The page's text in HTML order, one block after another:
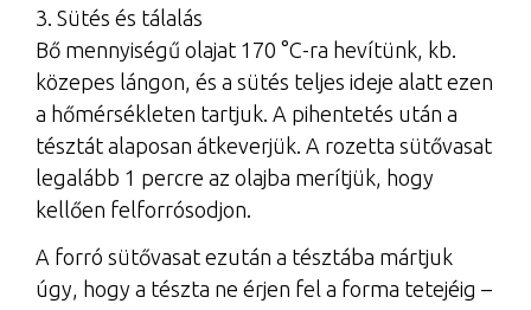
3. Sütés és tálalás
Bő mennyiségű olajat 170 °C-ra hevítünk, kb.
közepes lángon, és a sütés teljes ideje alatt ezen
a hőmérsékleten tartjuk. A pihentetés után a
tésztát alaposan átkeverjük. A rozetta sütővasat
legalább 1 percre az olajba merítjük, hogy
kellően felforrósodjon.
A forró sütővasat ezután a tésztába mártjuk
úgy, hogy a tészta ne érjen fel a forma tetejéig –